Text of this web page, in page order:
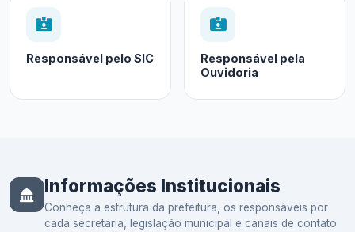
Responsável pelo SIC
Responsável pela
Ouvidoria
Informações Institucionais
Conheça a estrutura da prefeitura, os responsáveis por
cada secretaria, legislação municipal e canais de contato